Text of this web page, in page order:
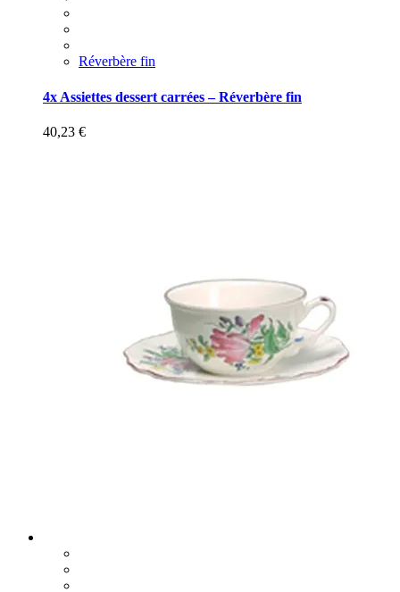
Réverbère fin
4x Assiettes dessert carrées – Réverbère fin
40,23 €